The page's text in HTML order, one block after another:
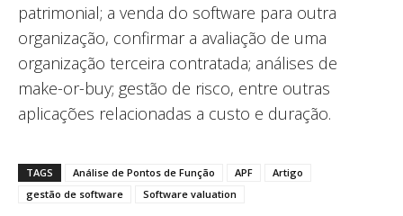
patrimonial; a venda do software para outra
organização, confirmar a avaliação de uma
organização terceira contratada; análises de
make-or-buy; gestão de risco, entre outras
aplicações relacionadas a custo e duração.
TAGS Análise de Pontos de Função APF
Artigo
gestão de software
Software valuation